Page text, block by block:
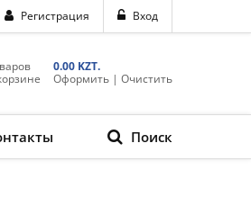
Вход
Регистрация
0.00 KZT.
Оформить | Очистить
Поиск